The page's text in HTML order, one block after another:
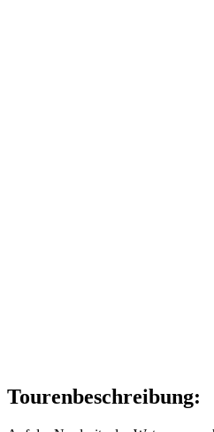
Tourenbeschreibung: